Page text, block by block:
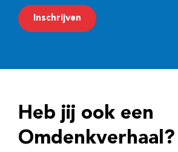
m
a
r
e
Inschrijven
Heb jij ook een
Omdenkverhaal?